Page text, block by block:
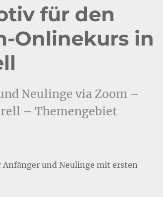
für den
Onlinekurs in
Neulinge via Zoom –
– Themengebiet
Anfänger und Neulinge mit ersten